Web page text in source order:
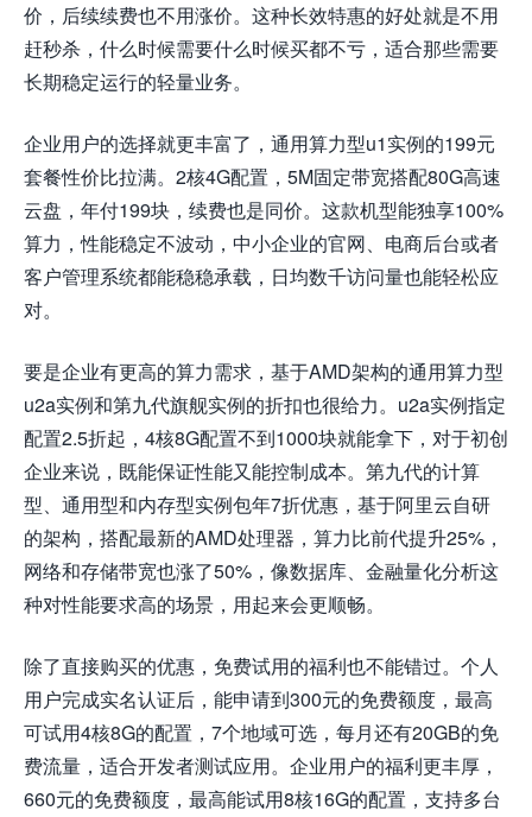
价，后续续费也不用涨价。这种长效特惠的好处就是不用
赶秒杀，什么时候需要什么时候买都不亏，适合那些需要
长期稳定运行的轻量业务。
企业用户的选择就更丰富了，通用算力型u1实例的199元
套餐性价比拉满。2核4G配置，5M固定带宽搭配80G高速
云盘，年付199块，续费也是同价。这款机型能独享100%
算力，性能稳定不波动，中小企业的官网、电商后台或者
客户管理系统都能稳稳承载，日均数千访问量也能轻松应
对。
要是企业有更高的算力需求，基于AMD架构的通用算力型
u2a实例和第九代旗舰实例的折扣也很给力。u2a实例指定
配置2.5折起，4核8G配置不到1000块就能拿下，对于初创
企业来说，既能保证性能又能控制成本。第九代的计算
型、通用型和内存型实例包年7折优惠，基于阿里云自研
的架构，搭配最新的AMD处理器，算力比前代提升25%，
网络和存储带宽也涨了50%，像数据库、金融量化分析这
种对性能要求高的场景，用起来会更顺畅。
除了直接购买的优惠，免费试用的福利也不能错过。个人
用户完成实名认证后，能申请到300元的免费额度，最高
可试用4核8G的配置，7个地域可选，每月还有20GB的免
费流量，适合开发者测试应用。企业用户的福利更丰厚，
660元的免费额度，最高能试用8核16G的配置，支持多台